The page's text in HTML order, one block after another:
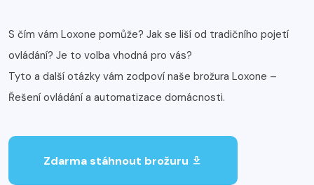
S čím vám Loxone pomůže? Jak se liší od tradičního pojetí
ovládání? Je to volba vhodná pro vás?
Tyto a další otázky vám zodpoví naše brožura Loxone –
Řešení ovládání a automatizace domácnosti.
Zdarma stáhnout brožuru